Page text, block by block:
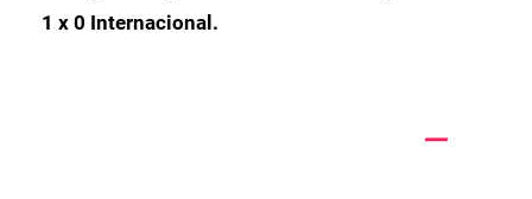
1 x 0 Internacional.